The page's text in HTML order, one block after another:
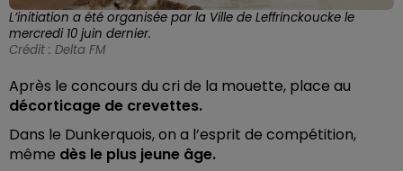
L’initiation a été organisée par la Ville de Leffrinckoucke le
mercredi 10 juin dernier.
Crédit : Delta FM
Après le concours du cri de la mouette, place au
décorticage de crevettes.
Dans le Dunkerquois, on a l’esprit de compétition,
même dès le plus jeune âge.